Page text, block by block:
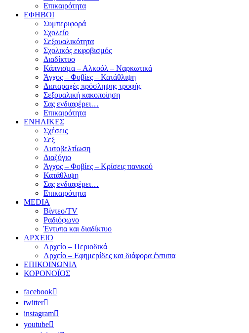
Επικαιρότητα
ΕΦΗΒΟΙ
Συμπεριφορά
Σχολείο
Σεξουαλικότητα
Σχολικός εκφοβισμός
Διαδίκτυο
Κάπνισμα – Αλκοόλ – Ναρκωτικά
Άγχος – Φοβίες – Κατάθλιψη
Διαταραχές πρόσληψης τροφής
Σεξουαλική κακοποίηση
Σας ενδιαφέρει…
Επικαιρότητα
ΕΝΗΛΙΚΕΣ
Σχέσεις
Σεξ
Αυτοβελτίωση
Διαζύγιο
Άγχος – Φοβίες – Κρίσεις πανικού
Κατάθλιψη
Σας ενδιαφέρει…
Επικαιρότητα
MEDIA
Βίντεο/TV
Ραδιόφωνο
Έντυπα και διαδίκτυο
ΑΡΧΕΙΟ
Αρχείο – Περιοδικά
Αρχείο – Εφημερίδες και διάφορα έντυπα
ΕΠΙΚΟΙΝΩΝΙΑ
ΚΟΡΟΝΟΪΟΣ
facebook
twitter
instagram
youtube